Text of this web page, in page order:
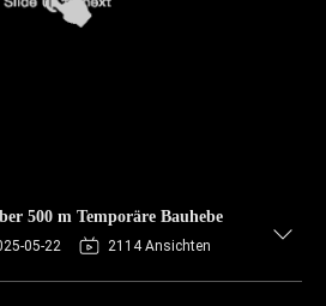
500 m Temporäre Bauhebe
05-22 2114 Ansichten